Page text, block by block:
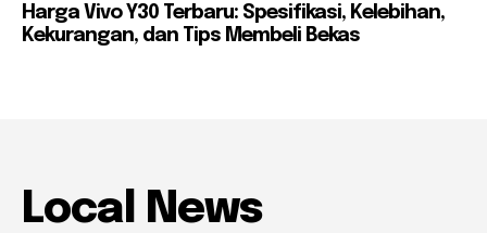
Harga Vivo Y30 Terbaru: Spesifikasi, Kelebihan,
Kekurangan, dan Tips Membeli Bekas
Local News